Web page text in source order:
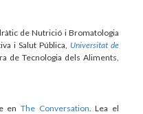
de Nutrició i Bromatologia
i Salut Pública, Universitat de
de Tecnologia dels Aliments,
en The Conversation . Lea el